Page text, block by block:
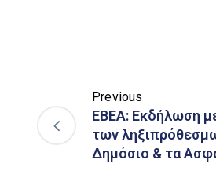
Previous
EBEA: Εκδήλωση
των
Δημόσιο & τα